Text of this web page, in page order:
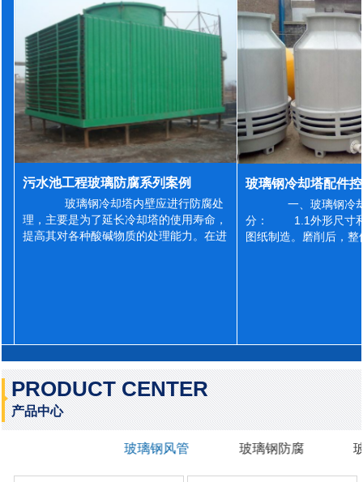
污水池工程玻璃防腐系列案例
玻璃钢冷却塔内壁应进行防腐处
理，主要是为了延长冷却塔的使用寿命，
提高其对各种酸碱物质的处理能力。在进
一、玻璃钢冷
分： 1.1外形尺寸和
图纸制造。磨削后，
PRODUCT CENTER
产品中心
玻璃钢风管 玻璃钢防腐